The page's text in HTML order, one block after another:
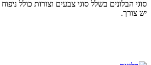
סוגי הבלונים בשלל סוגי צבעים וצורות כולל
יש צורך.